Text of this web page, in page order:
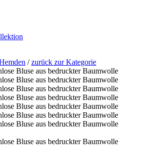
/zurück zur Kategorie